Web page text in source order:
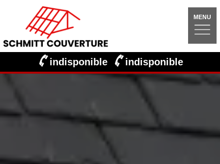
MENU
indisponible indisponible